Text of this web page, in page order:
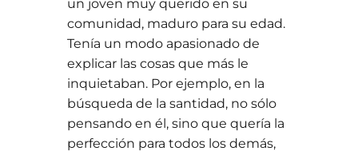
un joven muy querido en su
comunidad, maduro para su edad.
Tenía un modo apasionado de
explicar las cosas que más le
inquietaban. Por ejemplo, en la
búsqueda de la santidad, no sólo
pensando en él, sino que quería la
perfección para todos los demás,